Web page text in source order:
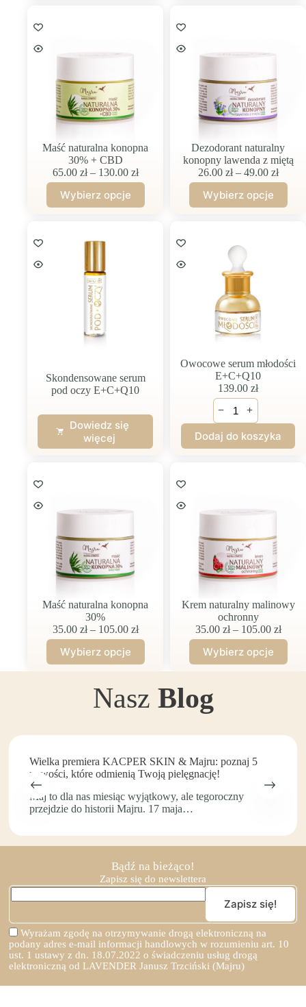
można
na
stronie
produktu
można
na
stronie
produktu
Maść naturalna konopna
30% + CBD
65.00 zł – 130.00 złZakres
cen:
65.00 zł
Wybierz opcje
Ten
wariantów.
można
wybrać
na
stronie
produktu
Dezodorant naturalny
konopny lawenda z miętą
26.00 zł – 49.00 zł
cen:
26.00
Wybierz opcje
Ten
wariantów.
Opcje
można
na
stronie
produktu
Skondensowane serum
pod oczy E+C+Q10
Dowiedz się
więcej
Owocowe serum młodości
E+C+Q10
139.00 zł
ilość
Owocowe
serum
młodości
E+C+Q10
− +
Dodaj do koszyka
Maść naturalna konopna
30%
35.00 zł – 105.00 złZakres
cen:
35.00 zł
105.00 zł
Wybierz opcje
Ten
wiele
wariantów.
na
stronie
produktu
Krem naturalny malinowy
ochronny
35.00 zł – 105.00 zł
cen:
35.00
Wybierz opcje
Ten
stronie
produktu
Nasz Blog
Wielka premiera KACPER SKIN & Majru: poznaj 5
nowości, które odmienią Twoją pielęgnację!
Maj to dla nas miesiąc wyjątkowy, ale tegoroczny
przejdzie do historii Majru. 17 maja…
Bądź na bieżąco!
Zapisz się do newslettera
Wyrażam zgodę na otrzymywanie drogą elektroniczną na
podany adres e-mail informacji handlowych w rozumieniu art. 10
ust. 1 ustawy z dn. 18.07.2022 o świadczeniu usług drogą
elektroniczną od LAVENDER Janusz Trzciński (Majru)